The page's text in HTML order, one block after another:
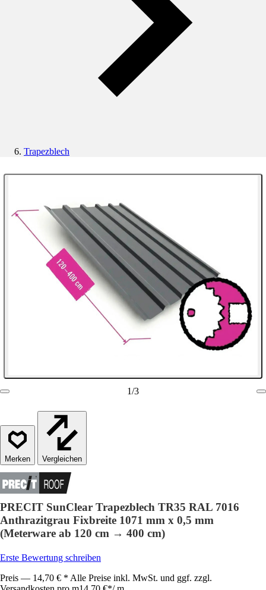
Trapezblech
1/3
Vergleichen
PRECIT SunClear Trapezblech TR35 RAL 7016
Anthrazitgrau Fixbreite 1071 mm x 0,5 mm
(Meterware ab 120 cm → 400 cm)
Erste Bewertung schreiben
Preis — 14,70 € * Alle Preise inkl. MwSt. und ggf. zzgl.